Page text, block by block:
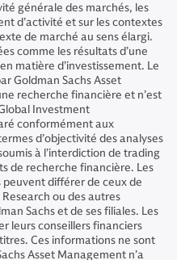
générale des marchés, les
d’activité et sur les contextes
de marché au sens élargi.
comme les résultats d’une
matière d’investissement. Le
Goldman Sachs Asset
recherche financière et n’est
Investment
conformément aux
d’objectivité des analyses
à l’interdiction de trading
de recherche financière. Les
différer de ceux de
ou des autres
Sachs et de ses filiales. Les
leurs conseillers financiers
Ces informations ne sont
Asset Management n’a